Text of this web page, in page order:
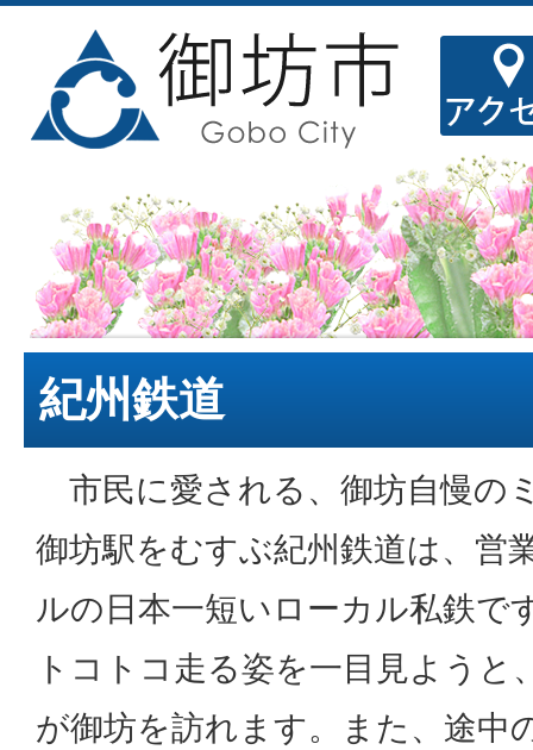
紀州鉄道
市民に愛される、御坊自慢の
御坊駅をむすぶ紀州鉄道は、営
ルの日本一短いローカル私鉄で
トコトコ走る姿を一目見ようと
が御坊を訪れます。また、途中